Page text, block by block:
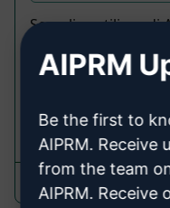
Semplice utilizzo di
linguaggio naturale
631
AIPRM
Be the first to
AIPRM. Receive
from the team
AIPRM. Receive